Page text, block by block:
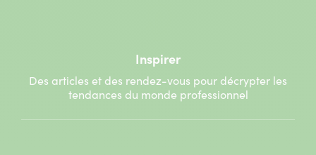
Inspirer
Des articles et des rendez-vous pour décrypter les
tendances du monde professionnel